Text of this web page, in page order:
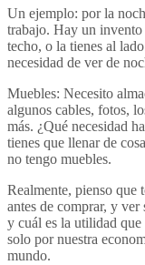
Un ejemplo: por la
trabajo. Hay un invento
techo, o la tienes al
necesidad de ver de
Muebles: Necesito
algunos cables, fotos,
más. ¿Qué necesidad
tienes que llenar de
no tengo muebles.
Realmente, pienso que
antes de comprar, y
y cuál es la utilidad
solo por nuestra
mundo.